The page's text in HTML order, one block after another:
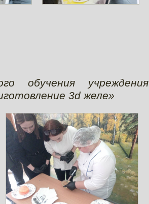
обучения учреждения
3d желе»